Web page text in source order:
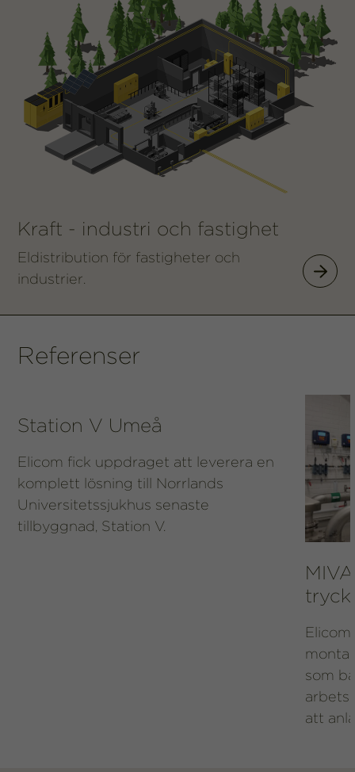
Kraft - industri och fastighet
Eldistribution för fastigheter och
industrier.
Referenser
Station V Umeå
Elicom fick uppdraget att leverera en
komplett lösning till Norrlands
Universitetssjukhus senaste
tillbyggnad, Station V.
som
att